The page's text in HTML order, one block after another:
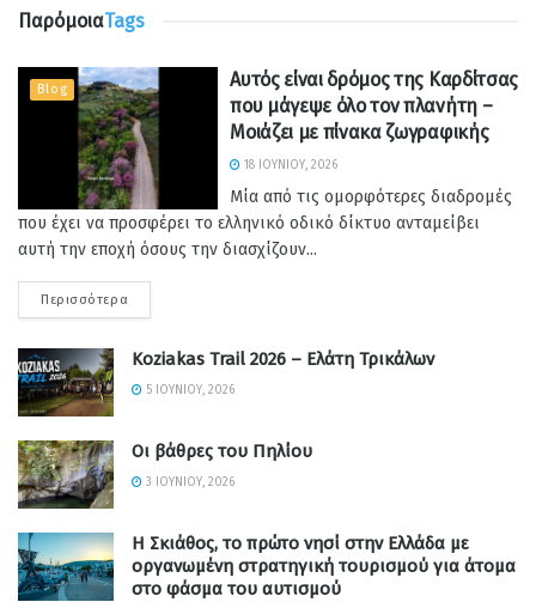
ΠαρόμοιαTags
Blog
Αυτός είναι δρόμος της Καρδίτσας
που μάγεψε όλο τον πλανήτη –
Μοιάζει με πίνακα ζωγραφικής
18 ΙΟΥΝΊΟΥ, 2026
Μία από τις ομορφότερες διαδρομές
που έχει να προσφέρει το ελληνικό οδικό δίκτυο ανταμείβει
αυτή την εποχή όσους την διασχίζουν...
Περισσότερα
Koziakas Trail 2026 – Ελάτη Τρικάλων
5 ΙΟΥΝΊΟΥ, 2026
Οι βάθρες του Πηλίου
3 ΙΟΥΝΊΟΥ, 2026
Η Σκιάθος, το πρώτο νησί στην Ελλάδα με
οργανωμένη στρατηγική τουρισμού για άτομα
στο φάσμα του αυτισμού